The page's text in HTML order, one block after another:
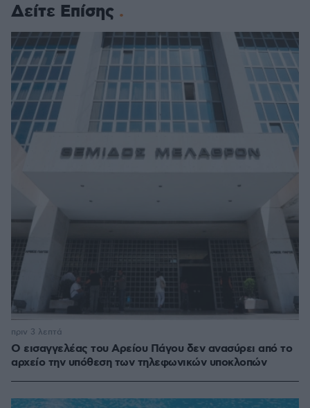
Δείτε Επίσης
Ο εισαγγελέας του Αρείου Πάγου δεν ανασύρει από το
αρχείο την υπόθεση των τηλεφωνικών υποκλοπών
πριν 3 λεπτά